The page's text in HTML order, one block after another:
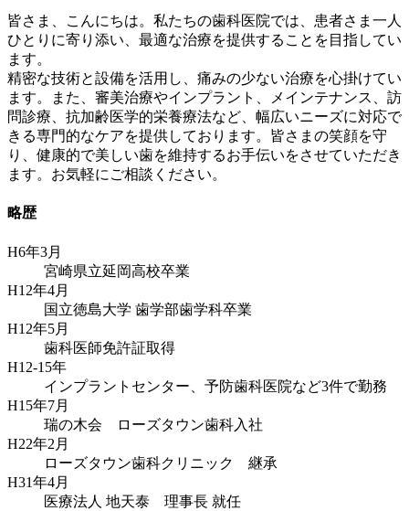
皆さま、こんにちは。私たちの歯科医院では、患者さま一人
ひとりに寄り添い、最適な治療を提供することを目指してい
ます。
精密な技術と設備を活用し、痛みの少ない治療を心掛けてい
ます。また、審美治療やインプラント、メインテナンス、訪
問診療、抗加齢医学的栄養療法など、幅広いニーズに対応で
きる専門的なケアを提供しております。皆さまの笑顔を守
り、健康的で美しい歯を維持するお手伝いをさせていただき
ます。お気軽にご相談ください。
略歴
H6年3月
宮崎県立延岡高校卒業
H12年4月
国立徳島大学 歯学部歯学科卒業
H12年5月
歯科医師免許証取得
H12-15年
インプラントセンター、予防歯科医院など3件で勤務
H15年7月
瑞の木会 ローズタウン歯科入社
H22年2月
ローズタウン歯科クリニック 継承
H31年4月
医療法人 地天泰 理事長 就任